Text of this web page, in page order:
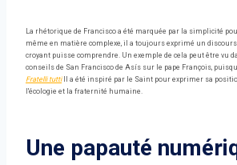
La rhétorique de Francisco a été marquée par la simplicité
même en matière complexe, il a toujours exprimé un
croyant puisse comprendre. Un exemple de cela peut être vu
conseils de San Francisco de Asís sur le pape François,
Fratelli tuttiIl a été inspiré par le Saint pour exprimer sa
l'écologie et la fraternité humaine.
Une papauté